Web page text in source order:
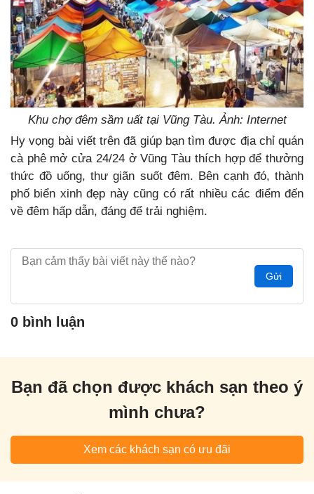
Khu chợ đêm sầm uất tại Vũng Tàu. Ảnh: Internet
Hy vọng bài viết trên đã giúp bạn tìm được địa chỉ quán
cà phê mở cửa 24/24 ở Vũng Tàu thích hợp để thưởng
thức đồ uống, thư giãn suốt đêm. Bên cạnh đó, thành
phố biển xinh đẹp này cũng có rất nhiều các điểm đến
về đêm hấp dẫn, đáng để trải nghiệm.
Gửi
0 bình luận
Bạn đã chọn được khách sạn theo ý
mình chưa?
Xem các khách sạn có ưu đãi